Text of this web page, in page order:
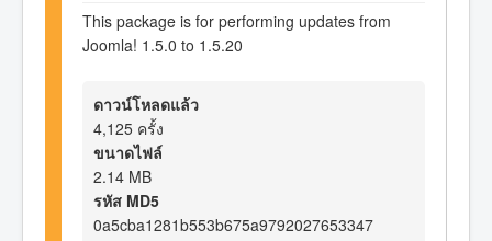
This package is for performing updates from
Joomla! 1.5.0 to 1.5.20
ดาวน์โหลดแล้ว
4,125 ครั้ง
ขนาดไฟล์
2.14 MB
รหัส MD5
0a5cba1281b553b675a9792027653347